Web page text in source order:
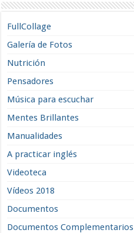
FullCollage
Galería de Fotos
Nutrición
Pensadores
Música para escuchar
Mentes Brillantes
Manualidades
A practicar inglés
Videoteca
Vídeos 2018
Documentos
Documentos Complementarios